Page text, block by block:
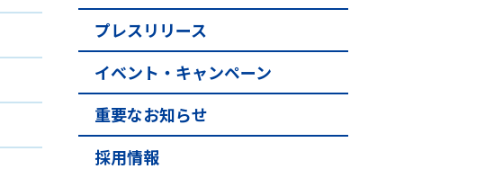
プレスリリース
イベント・キャンペーン
重要なお知らせ
採用情報